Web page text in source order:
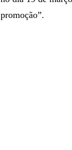
promoção”.